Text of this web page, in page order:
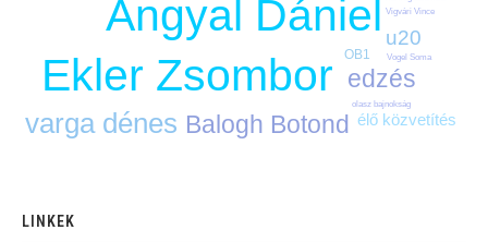
Angyal Dániel
Ekler Zsombor
varga dénes Balogh Botond
edzés
u20
élő közvetítés
OB1
olasz bajnokság
Vigvári Vince
Vogel Soma
LINKEK